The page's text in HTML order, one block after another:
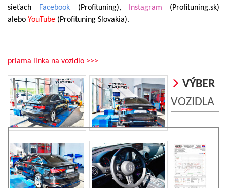
sieťach
Facebook (Profituning), Instagram
(Profituning.sk)
alebo YouTube (Profituning Slovakia).
priama linka na vozidlo >>>
VÝBER
VOZIDLA